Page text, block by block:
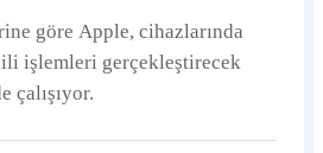
göre Apple, cihazlarında
işlemleri gerçekleştirecek
çalışıyor.